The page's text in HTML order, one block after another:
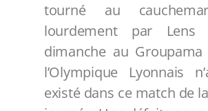
tourné au
lourdement par Lens
dimanche au Groupama
l’Olympique Lyonnais
existé dans ce match de